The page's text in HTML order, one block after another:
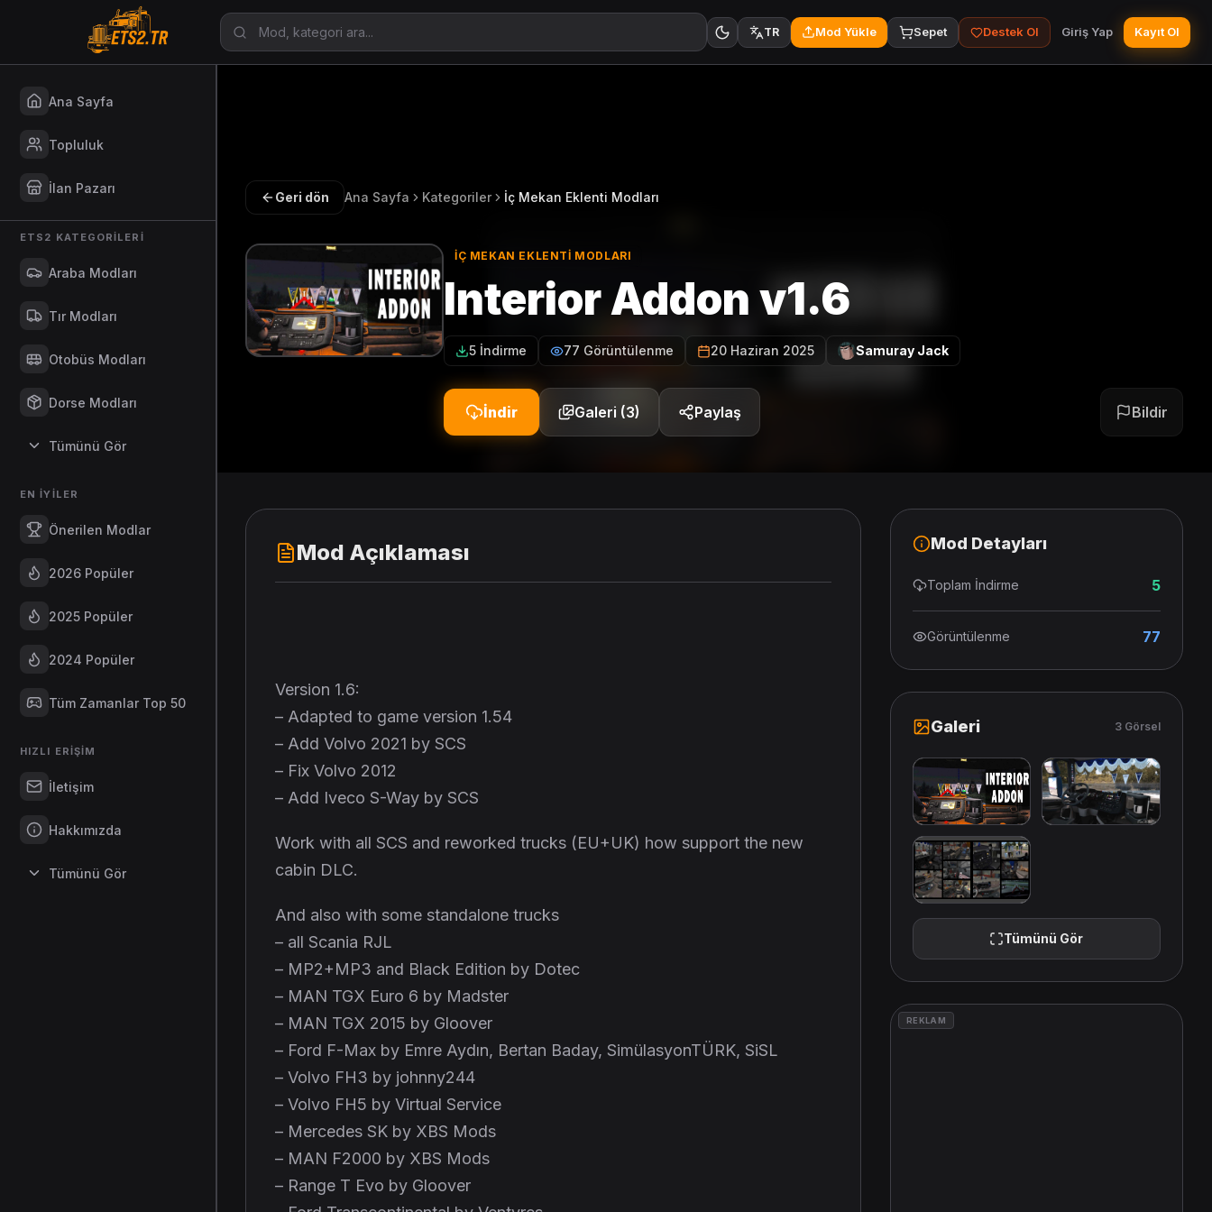
TR Mod Yükle Sepet Destek Ol Giriş Yap Kayıt Ol
Ana Sayfa
Topluluk
İlan Pazarı
ETS2 KATEGORILERI
Araba Modları
Tır Modları
Otobüs Modları
Dorse Modları
Tümünü Gör
EN İYILER
Önerilen Modlar
2026 Popüler
2025 Popüler
2024 Popüler
Tüm Zamanlar Top 50
HIZLI ERIŞIM
İletişim
Hakkımızda
Tümünü Gör
Geri dön Ana Sayfa Kategoriler İç Mekan Eklenti Modları
İÇ MEKAN EKLENTI MODLARI
Interior Addon v1.6
5 İndirme 77 Görüntülenme 20 Haziran 2025 Samuray Jack
İndir Galeri (3) Paylaş Bildir
Mod Açıklaması
Version 1.6:
– Adapted to game version 1.54
– Add Volvo 2021 by SCS
– Fix Volvo 2012
– Add Iveco S-Way by SCS
Work with all SCS and reworked trucks (EU+UK) how support the new
cabin DLC.
And also with some standalone trucks
– all Scania RJL
– MP2+MP3 and Black Edition by Dotec
– MAN TGX Euro 6 by Madster
– MAN TGX 2015 by Gloover
– Ford F-Max by Emre Aydın, Bertan Baday, SimülasyonTÜRK, SiSL
– Volvo FH3 by johnny244
– Volvo FH5 by Virtual Service
– Mercedes SK by XBS Mods
– MAN F2000 by XBS Mods
– Range T Evo by Gloover
Mod Detayları
Toplam İndirme 5
Görüntülenme 77
Galeri 3 Görsel
Tümünü Gör
REKLAM